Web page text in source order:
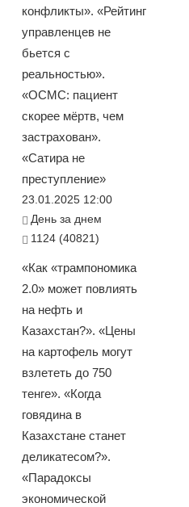
конфликты». «Рейтинг
управленцев не
бьется с
реальностью».
«ОСМС: пациент
скорее мёртв, чем
застрахован».
«Сатира не
преступление»
23.01.2025 12:00
День за днем
1124 (40821)
«Как «трампономика
2.0» может повлиять
на нефть и
Казахстан?». «Цены
на картофель могут
взлететь до 750
тенге». «Когда
говядина в
Казахстане станет
деликатесом?».
«Парадоксы
экономической